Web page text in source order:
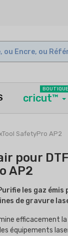
cricut™
BOUTIQUE
SafetyPro AP2
pour
AP2
les gaz émis
de gravure
efficacement
équipements